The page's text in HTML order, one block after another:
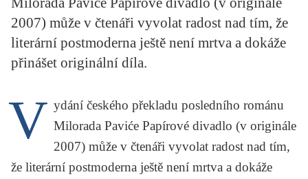
KRITIKA PŘEKLADU
UKÁZKA
ILIGLOSA
2007) může v čtenáři vyvolat radost nad tím, že
literární postmoderna ještě není mrtva a dokáže
přinášet originální díla.
V ydání českého překladu posledního románu
Milorada Paviće Papírové divadlo (v originále
2007) může v čtenáři vyvolat radost nad tím,
že literární postmoderna ještě není mrtva a dokáže